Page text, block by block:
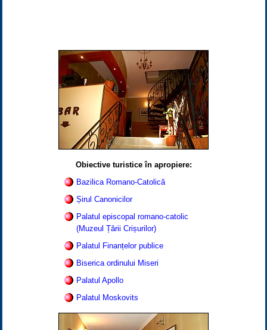
Obiective turistice în apropiere:
Bazilica Romano-Catolică
Șirul Canonicilor
Palatul episcopal romano-catolic
(Muzeul Țării Crișurilor)
Palatul Finanțelor publice
Biserica ordinului Miseri
Palatul Apollo
Palatul Moskovits